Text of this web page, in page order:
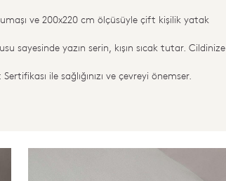
ve 200x220 cm ölçüsüyle çift kişilik yatak
sayesinde yazın serin, kışın sıcak tutar. Cildinize
ile sağlığınızı ve çevreyi önemser.